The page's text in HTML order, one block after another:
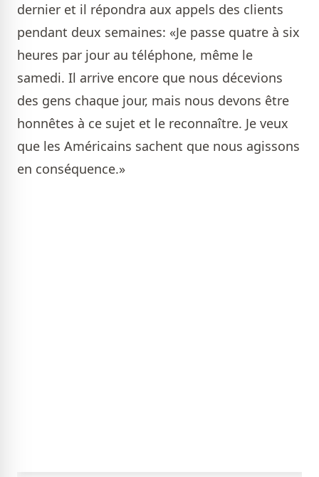
dernier et il répondra aux appels des clients
pendant deux semaines: «Je passe quatre à six
heures par jour au téléphone, même le
samedi. Il arrive encore que nous décevions
des gens chaque jour, mais nous devons être
honnêtes à ce sujet et le reconnaître. Je veux
que les Américains sachent que nous agissons
en conséquence.»